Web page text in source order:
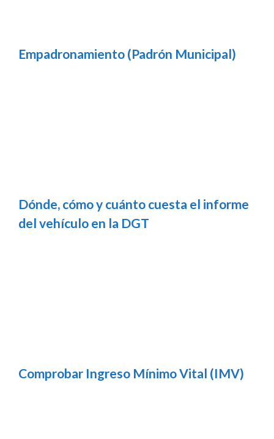
Empadronamiento (Padrón Municipal)
Dónde, cómo y cuánto cuesta el informe
del vehículo en la DGT
Comprobar Ingreso Mínimo Vital (IMV)